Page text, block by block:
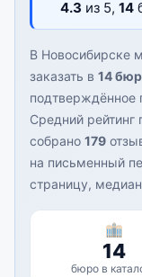
4.3 из 5,14
В Новосибирске
заказать в 14
Средний
собрано 179
на письменный
страницу,
14
бюро в